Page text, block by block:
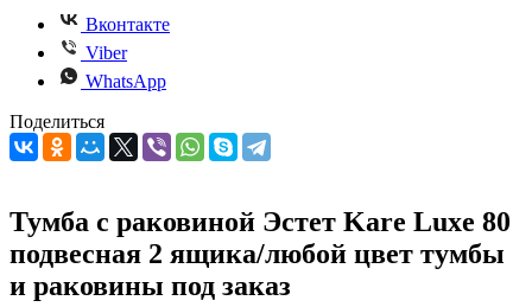
Вконтакте
Viber
WhatsApp
Поделиться
Тумба с раковиной Эстет Kare Luxe 80
подвесная 2 ящика/любой цвет тумбы
и раковины под заказ